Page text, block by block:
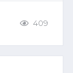
409